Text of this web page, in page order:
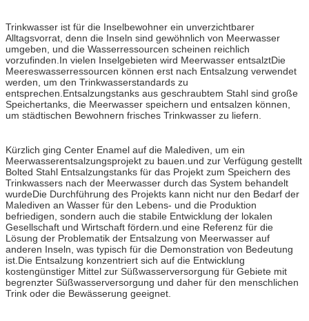
Trinkwasser ist für die Inselbewohner ein unverzichtbarer
Alltagsvorrat, denn die Inseln sind gewöhnlich von Meerwasser
umgeben, und die Wasserressourcen scheinen reichlich
vorzufinden.In vielen Inselgebieten wird Meerwasser entsalztDie
Meereswasserressourcen können erst nach Entsalzung verwendet
werden, um den Trinkwasserstandards zu
entsprechen.Entsalzungstanks aus geschraubtem Stahl sind große
Speichertanks, die Meerwasser speichern und entsalzen können,
um städtischen Bewohnern frisches Trinkwasser zu liefern.
Kürzlich ging Center Enamel auf die Malediven, um ein
Meerwasserentsalzungsprojekt zu bauen.und zur Verfügung gestellt
Bolted Stahl Entsalzungstanks für das Projekt zum Speichern des
Trinkwassers nach der Meerwasser durch das System behandelt
wurdeDie Durchführung des Projekts kann nicht nur den Bedarf der
Malediven an Wasser für den Lebens- und die Produktion
befriedigen, sondern auch die stabile Entwicklung der lokalen
Gesellschaft und Wirtschaft fördern.und eine Referenz für die
Lösung der Problematik der Entsalzung von Meerwasser auf
anderen Inseln, was typisch für die Demonstration von Bedeutung
ist.Die Entsalzung konzentriert sich auf die Entwicklung
kostengünstiger Mittel zur Süßwasserversorgung für Gebiete mit
begrenzter Süßwasserversorgung und daher für den menschlichen
Trink oder die Bewässerung geeignet.